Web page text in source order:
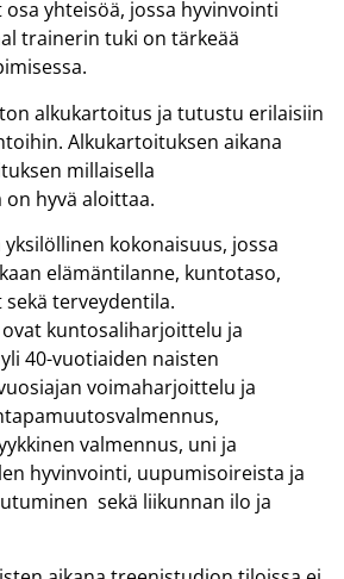
yhteisöä, jossa hyvinvointi
trainerin tuki on tärkeää
alkukartoitus ja tutustu erilaisiin
Alkukartoituksen aikana
millaisella
hyvä aloittaa.
kokonaisuus, jossa
elämäntilanne, kuntotaso,
terveydentila.
kuntosaliharjoittelu ja
40-vuotiaiden naisten
voimaharjoittelu ja
valmennus, uni ja
hyvinvointi, uupumisoireista ja
sekä liikunnan ilo ja